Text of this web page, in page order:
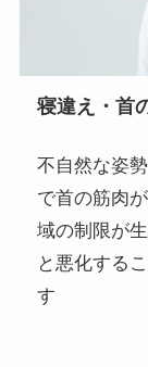
寝違え・首
不自然な姿
で首の筋肉
域の制限が
と悪化する
す